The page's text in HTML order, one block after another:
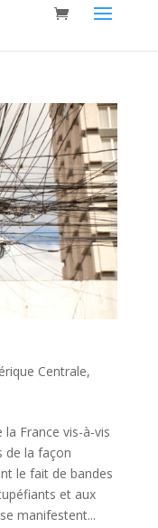
Centrale,
France vis-à-vis
de la façon
le fait de bandes
et aux
manifestent...